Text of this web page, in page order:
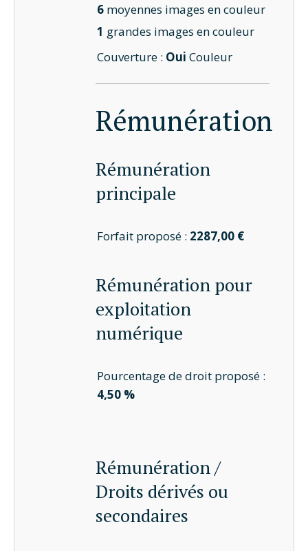
6 moyennes images en couleur
1 grandes images en couleur
Couverture : Oui Couleur
Rémunération
Rémunération
principale
Forfait proposé : 2287,00 €
Rémunération pour
exploitation
numérique
Pourcentage de droit proposé :
4,50 %
Rémunération /
Droits dérivés ou
secondaires